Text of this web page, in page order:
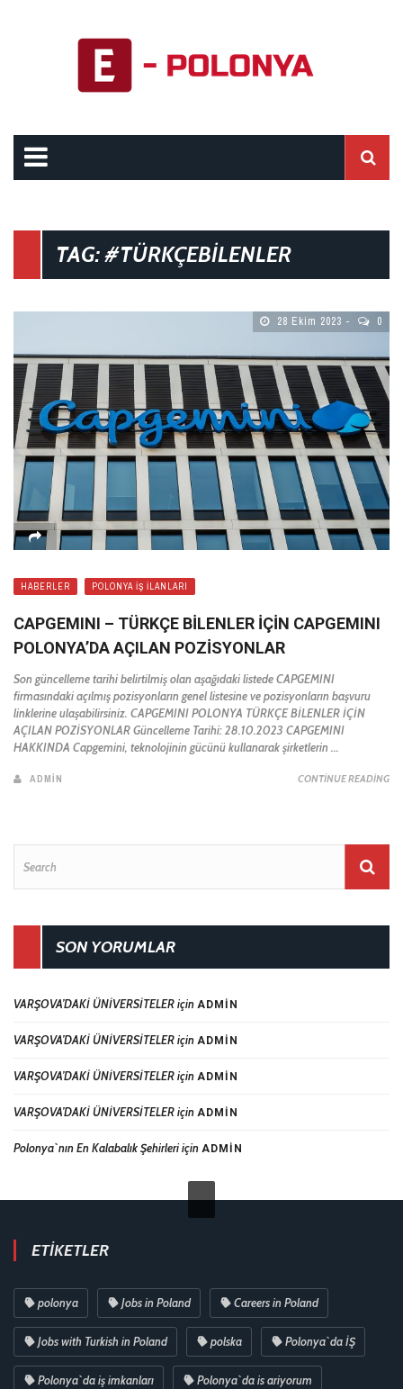
TAG: #TÜRKÇEBILENLER
28 Ekim 2023 0
HABERLER POLONYA İŞ İLANLARI
CAPGEMINI – TÜRKÇE BİLENLER İÇİN CAPGEMINI
POLONYA’DA AÇILAN POZİSYONLAR
Son güncelleme tarihi belirtilmiş olan aşağıdaki listede CAPGEMINI
firmasındaki açılmış pozisyonların genel listesine ve pozisyonların başvuru
linklerine ulaşabilirsiniz. CAPGEMINI POLONYA TÜRKÇE BİLENLER İÇİN
AÇILAN POZİSYONLAR Güncelleme Tarihi: 28.10.2023 CAPGEMINI
HAKKINDA Capgemini, teknolojinin gücünü kullanarak şirketlerin ...
ADMIN CONTINUE READING
SON YORUMLAR
VARŞOVA’DAKİ ÜNİVERSİTELERiçin ADMIN
VARŞOVA’DAKİ ÜNİVERSİTELERiçin ADMIN
VARŞOVA’DAKİ ÜNİVERSİTELERiçin ADMIN
VARŞOVA’DAKİ ÜNİVERSİTELERiçin ADMIN
Polonya`nın En Kalabalık Şehirleriiçin ADMIN
ETIKETLER
polonya Jobs in Poland Careers in Poland
Jobs with Turkish in Poland polska Polonya`da İŞ
Polonya`da iş imkanları Polonya`da is ariyorum